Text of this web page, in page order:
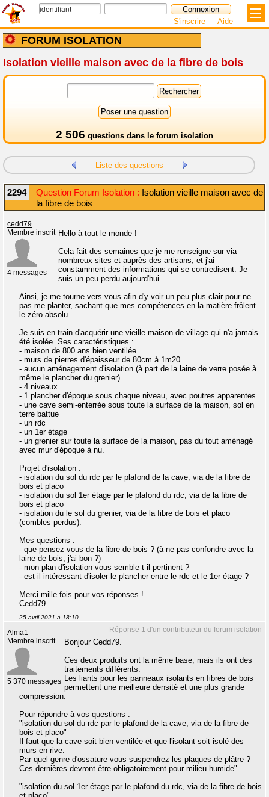
FORUM ISOLATION
S'inscrire Aide
Isolation vieille maison avec de la fibre de bois
2 506 questions dans le forum isolation
Liste des questions
2294 Question Forum Isolation : Isolation vieille maison avec de
la fibre de bois
cedd79
Membre inscrit
4 messages
Hello à tout le monde !
Cela fait des semaines que je me renseigne sur via
nombreux sites et auprès des artisans, et j'ai
constamment des informations qui se contredisent. Je
suis un peu perdu aujourd'hui.
Ainsi, je me tourne vers vous afin d'y voir un peu plus clair pour ne
pas me planter, sachant que mes compétences en la matière frôlent
le zéro absolu.
Je suis en train d'acquérir une vieille maison de village qui n'a jamais
été isolée. Ses caractéristiques :
- maison de 800 ans bien ventilée
- murs de pierres d'épaisseur de 80cm à 1m20
- aucun aménagement d'isolation (à part de la laine de verre posée à
même le plancher du grenier)
- 4 niveaux
- 1 plancher d'époque sous chaque niveau, avec poutres apparentes
- une cave semi-enterrée sous toute la surface de la maison, sol en
terre battue
- un rdc
- un 1er étage
- un grenier sur toute la surface de la maison, pas du tout aménagé
avec mur d'époque à nu.
Projet d'isolation :
- isolation du sol du rdc par le plafond de la cave, via de la fibre de
bois et placo
- isolation du sol 1er étage par le plafond du rdc, via de la fibre de
bois et placo
- isolation du le sol du grenier, via de la fibre de bois et placo
(combles perdus).
Mes questions :
- que pensez-vous de la fibre de bois ? (à ne pas confondre avec la
laine de bois, j'ai bon ?)
- mon plan d'isolation vous semble-t-il pertinent ?
- est-il intéressant d'isoler le plancher entre le rdc et le 1er étage ?
Merci mille fois pour vos réponses !
Cedd79
25 avril 2021 à 18:10
Réponse 1 d'un contributeur du forum isolation
Alma1
Membre inscrit
5 370 messages
Bonjour Cedd79.
Ces deux produits ont la même base, mais ils ont des
traitements différents.
Les liants pour les panneaux isolants en fibres de bois
permettent une meilleure densité et une plus grande
compression.
Pour répondre à vos questions :
"isolation du sol du rdc par le plafond de la cave, via de la fibre de
bois et placo"
Il faut que la cave soit bien ventilée et que l'isolant soit isolé des
murs en rive.
Par quel genre d'ossature vous suspendrez les plaques de plâtre ?
Ces dernières devront être obligatoirement pour milieu humide"
"isolation du sol 1er étage par le plafond du rdc, via de la fibre de bois